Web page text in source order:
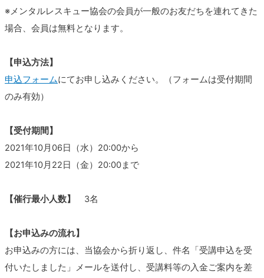
※メンタルレスキュー協会の会員が一般のお友だちを連れてきた
場合、会員は無料となります。
【申込方法】
申込フォームにてお申し込みください。（フォームは受付期間
のみ有効）
【受付期間】
2021年10月06日（水）20:00から
2021年10月22日（金）20:00まで
【催行最小人数】 3名
【お申込みの流れ】
お申込みの方には、当協会から折り返し、件名「受講申込を受
付いたしました」メールを送付し、受講料等の入金ご案内を差